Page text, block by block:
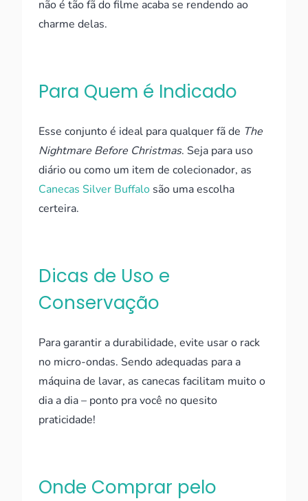
não é tão fã do filme acaba se rendendo ao
charme delas.
Para Quem é Indicado
Esse conjunto é ideal para qualquer fã de The
Nightmare Before Christmas. Seja para uso
diário ou como um item de colecionador, as
Canecas Silver Buffalo são uma escolha
certeira.
Dicas de Uso e
Conservação
Para garantir a durabilidade, evite usar o rack
no micro-ondas. Sendo adequadas para a
máquina de lavar, as canecas facilitam muito o
dia a dia – ponto pra você no quesito
praticidade!
Onde Comprar pelo